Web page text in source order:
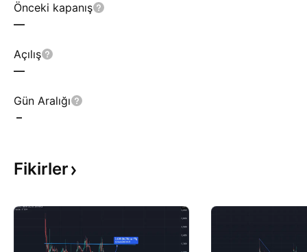
Önceki kapanış
—
Açılış
—
Gün Aralığı
–
Fikirler